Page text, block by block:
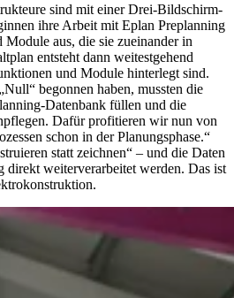
sind mit einer Drei-Bildschirm-
ihre Arbeit mit Eplan Preplanning
aus, die sie zueinander in
entsteht dann weitestgehend
und Module hinterlegt sind.
begonnen haben, mussten die
Datenbank füllen und die
Dafür profitieren wir nun von
schon in der Planungsphase.“
statt zeichnen“ – und die Daten
direkt weiterverarbeitet werden. Das ist